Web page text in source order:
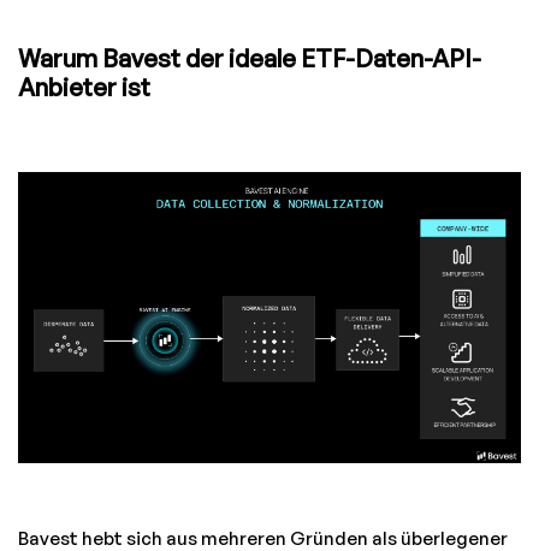
Warum Bavest der ideale ETF-Daten-API-
Anbieter ist
Bavest hebt sich aus mehreren Gründen als überlegener